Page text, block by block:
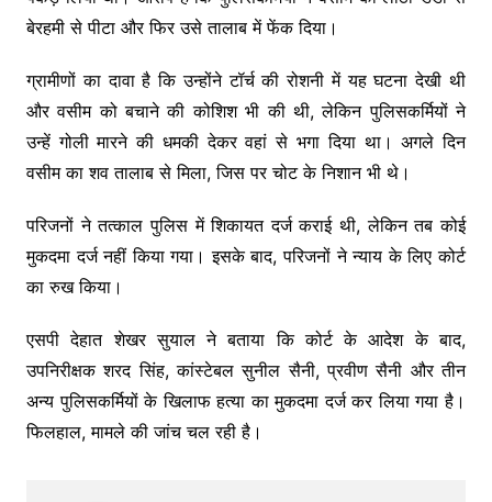
बेरहमी से पीटा और फिर उसे तालाब में फेंक दिया।
ग्रामीणों का दावा है कि उन्होंने टॉर्च की रोशनी में यह घटना देखी थी
और वसीम को बचाने की कोशिश भी की थी, लेकिन पुलिसकर्मियों ने
उन्हें गोली मारने की धमकी देकर वहां से भगा दिया था। अगले दिन
वसीम का शव तालाब से मिला, जिस पर चोट के निशान भी थे।
परिजनों ने तत्काल पुलिस में शिकायत दर्ज कराई थी, लेकिन तब कोई
मुकदमा दर्ज नहीं किया गया। इसके बाद, परिजनों ने न्याय के लिए कोर्ट
का रुख किया।
एसपी देहात शेखर सुयाल ने बताया कि कोर्ट के आदेश के बाद,
उपनिरीक्षक शरद सिंह, कांस्टेबल सुनील सैनी, प्रवीण सैनी और तीन
अन्य पुलिसकर्मियों के खिलाफ हत्या का मुकदमा दर्ज कर लिया गया है।
फिलहाल, मामले की जांच चल रही है।